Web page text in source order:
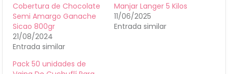
Cobertura de Chocolate
Semi Amargo Ganache
Sicao 800gr
21/08/2024
Entrada similar
Manjar Langer 5 Kilos
11/06/2025
Entrada similar
Pack 50 unidades de